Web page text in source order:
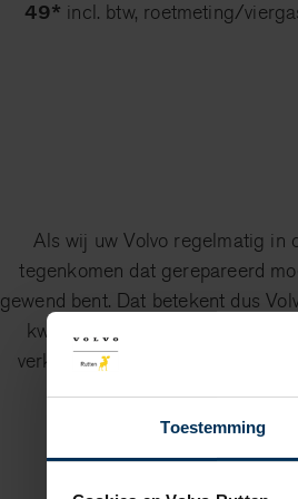
Toestemming
49* incl. btw, roetmeting/
Als wij uw Volvo regelmatig in
tegenkomen dat gerepareerd
gewend bent. Dat betekent dus
kwijt met de werkzaamheden
verkeren. Daarnaast krijgt u ook